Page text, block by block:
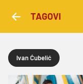
TAGOVI
Ivan Ćubelić